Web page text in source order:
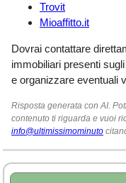
Trovit
Mioaffitto.it
Dovrai contattare
immobiliari presenti
e organizzare eventuali
Risposta generata con AI.
contenuto ti riguarda e vuoi
info@ultimissimominuto
Sicilia (821)
Toscana
Trentino - Alto Adige
(139)
Umbria(103)
Valle d'Aosta(28)
Veneto(179)